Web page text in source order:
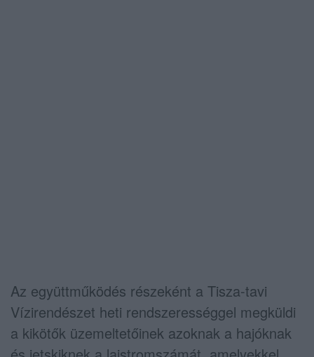
Az együttműködés részeként a Tisza-tavi
Vízirendészet heti rendszerességgel megküldi
a kikötők üzemeltetőinek azoknak a hajóknak